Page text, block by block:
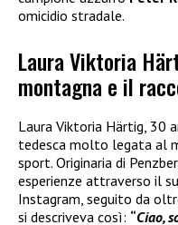
omicidio stradale.
Laura Viktoria
montagna e il
Laura Viktoria Härtig, 30
tedesca molto legata al
sport. Originaria di
esperienze attraverso il
Instagram, seguito da
si descriveva così: “Ciao,